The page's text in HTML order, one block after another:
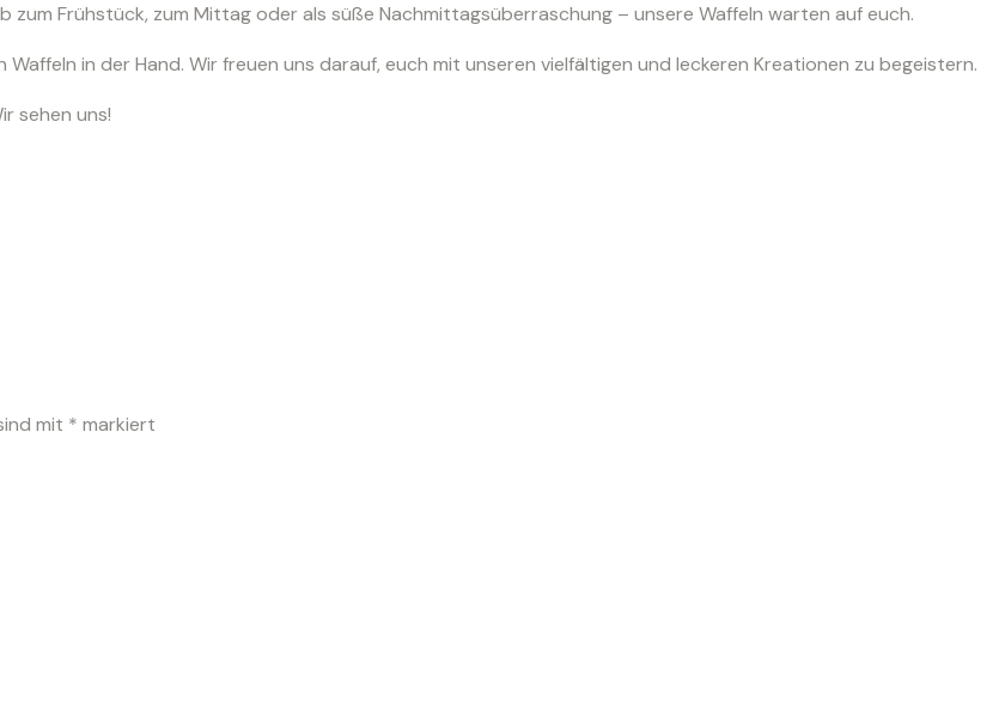
Frühstück, zum Mittag oder als süße Nachmittagsüberraschung – unsere Waffeln warten auf euch.
in der Hand. Wir freuen uns darauf, euch mit unseren vielfältigen und leckeren Kreationen zu begeistern.
sehen uns!
mit * markiert